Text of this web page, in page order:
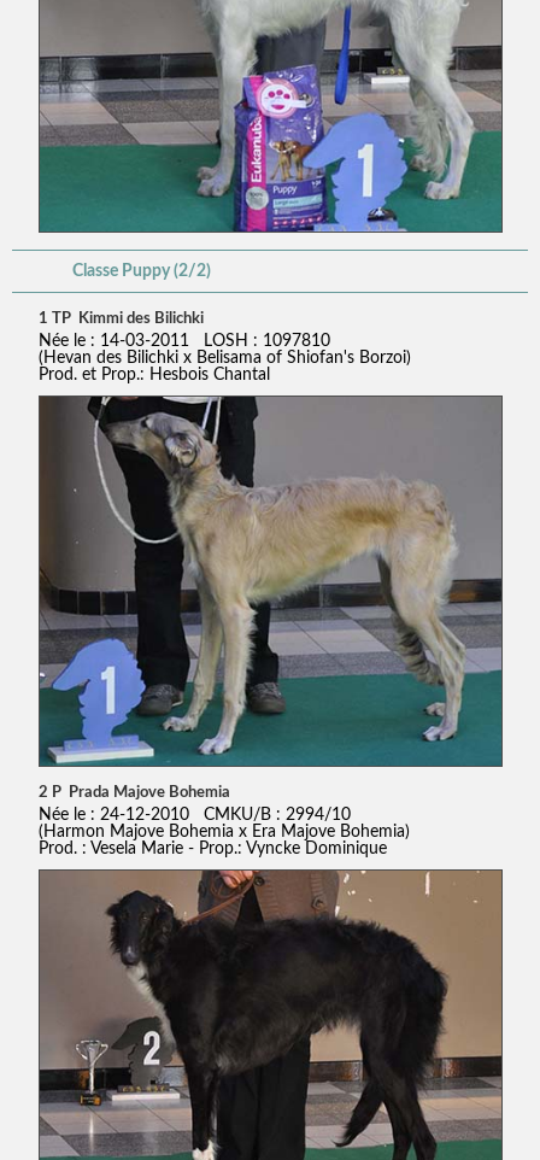
Classe Puppy (2/2)
1 TP Kimmi des Bilichki
Née le : 14-03-2011 LOSH : 1097810
(Hevan des Bilichki x Belisama of Shiofan's Borzoi)
Prod. et Prop.: Hesbois Chantal
2 P Prada Majove Bohemia
Née le : 24-12-2010 CMKU/B : 2994/10
(Harmon Majove Bohemia x Era Majove Bohemia)
Prod. : Vesela Marie - Prop.: Vyncke Dominique